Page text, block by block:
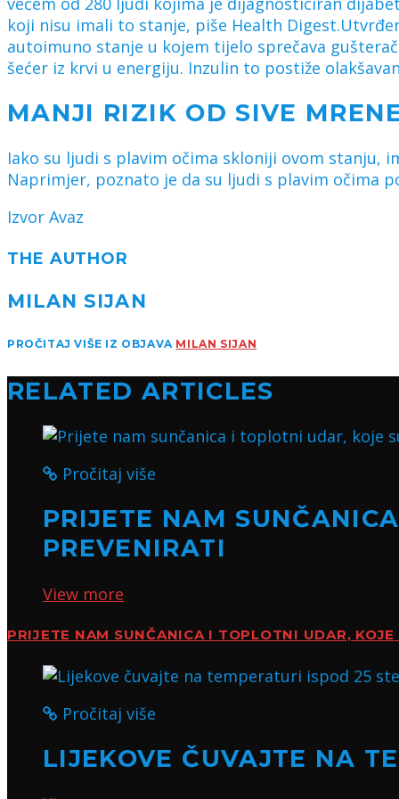
koji nisu imali to stanje, piše Health
autoimuno stanje u kojem tijelo sprečava
šećer iz krvi u energiju. Inzulin to postiže
MANJI RIZIK OD SIVE
Iako su ljudi s plavim očima skloniji ovom
Naprimjer, poznato je da su ljudi s plavim očima
Izvor Avaz
THE AUTHOR
MILAN SIJAN
PROČITAJ VIŠE IZ OBJAVA MILAN SIJAN
RELATED ARTICLES
Pročitaj više
PRIJETE NAM
PREVENIRATI
View more
PRIJETE NAM SUNČANICA I TOPLOTNI UDAR,
Pročitaj više
LIJEKOVE ČUVAJTE NA